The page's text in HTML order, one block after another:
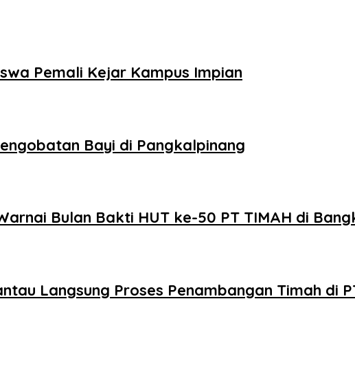
Pemali Kejar Kampus Impian
Bayi di Pangkalpinang
Bulan Bakti HUT ke-50 PT TIMAH di
Langsung Proses Penambangan Timah di